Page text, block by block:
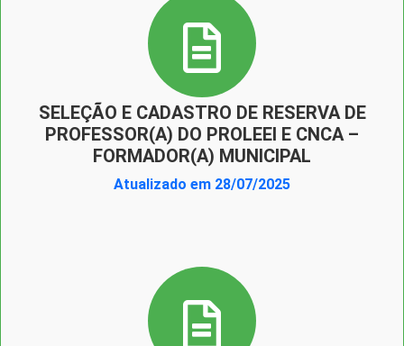
SELEÇÃO E CADASTRO DE RESERVA DE
PROFESSOR(A) DO PROLEEI E CNCA –
FORMADOR(A) MUNICIPAL
Atualizado em 28/07/2025